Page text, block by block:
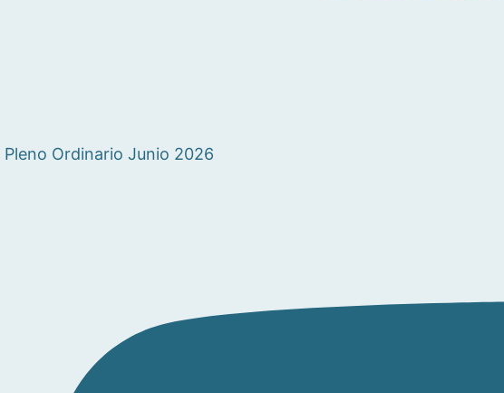
Pleno Ordinario Junio 2026